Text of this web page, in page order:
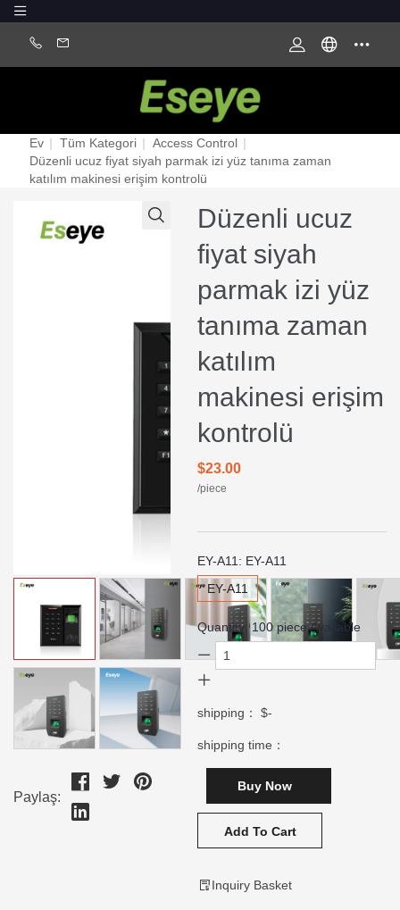
Ev | Tüm Kategori | Access Control |
Düzenli ucuz fiyat siyah parmak izi yüz tanıma zaman
katılım makinesi erişim kontrolü
Paylaş:
Düzenli ucuz
fiyat siyah
parmak izi yüz
tanıma zaman
katılım
makinesi erişim
kontrolü
$23.00
/piece
EY-A11: EY-A11
EY-A11
Quantity:100piece Available
shipping：$-
shipping time：
Buy Now
Add To Cart
Inquiry Basket